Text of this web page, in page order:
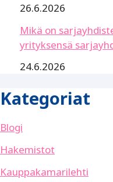
26.6.2026
Mikä on
yrityksensä
24.6.2026
Kategoriat
Blogi
Hakemistot
Kauppakamarilehti